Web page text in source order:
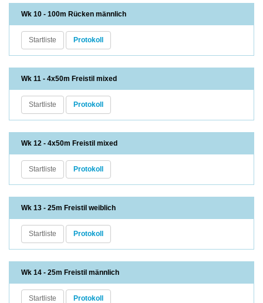
Wk 10 - 100m Rücken männlich
Startliste Protokoll
Wk 11 - 4x50m Freistil mixed
Startliste Protokoll
Wk 12 - 4x50m Freistil mixed
Startliste Protokoll
Wk 13 - 25m Freistil weiblich
Startliste Protokoll
Wk 14 - 25m Freistil männlich
Startliste Protokoll